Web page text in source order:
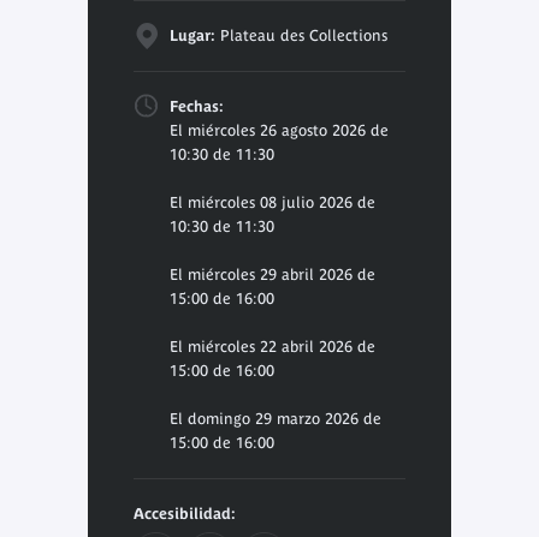
Lugar: Plateau des Collections
Fechas:
El miércoles 26 agosto 2026 de
10:30 de 11:30
El miércoles 08 julio 2026 de
10:30 de 11:30
El miércoles 29 abril 2026 de
15:00 de 16:00
El miércoles 22 abril 2026 de
15:00 de 16:00
El domingo 29 marzo 2026 de
15:00 de 16:00
Accesibilidad: